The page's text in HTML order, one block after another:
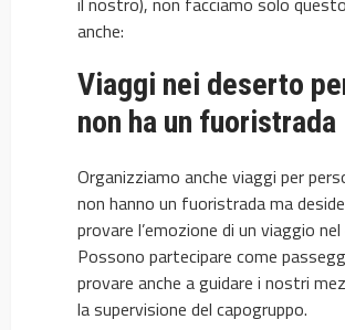
anche:
Viaggi nei deserto
non ha un fuoristrada
Organizziamo anche viaggi per
non hanno un fuoristrada ma
provare l’emozione di un viaggio
Possono partecipare come
provare anche a guidare i nostri
la supervisione del capogruppo.